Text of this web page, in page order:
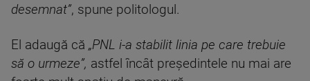
desemnat”, spune politologul.
El adaugă că „PNL i-a stabilit linia pe care trebuie
să o urmeze”, astfel încât președintele nu mai are